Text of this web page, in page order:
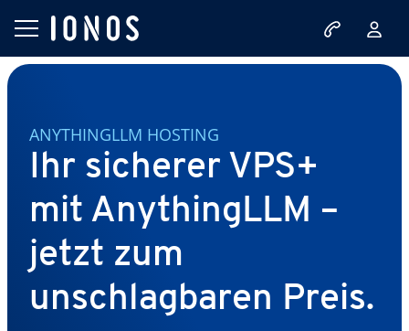
ANYTHINGLLM HOSTING
Ihr sicherer VPS+
mit AnythingLLM –
jetzt zum
unschlagbaren Preis.